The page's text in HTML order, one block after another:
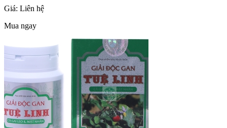
Giá: Liên hệ
Mua ngay